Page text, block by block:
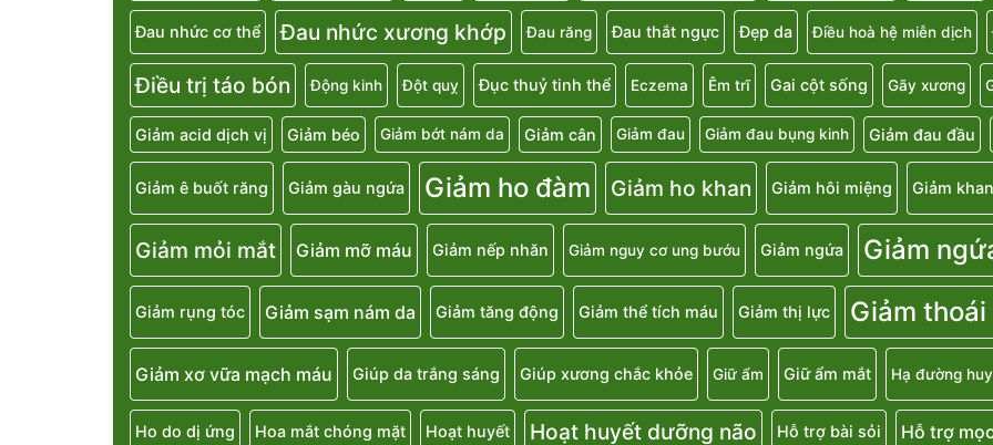
Đau nhức cơ thể Đau nhức xương khớp Đau răng Đau thắt ngực Đẹp da Điều hoà hệ miễn dịch
Điều trị táo bón Động kinh Đột quỵ Đục thuỷ tinh thể Eczema Êm trĩ Gai cột sống Gãy xương
Giảm acid dịch vị Giảm béo Giảm bớt nám da Giảm cân Giảm đau Giảm đau bụng kinh Giảm đau đầu
Giảm ê buốt răng Giảm gàu ngứa Giảm ho đàm Giảm ho khan Giảm hôi miệng Giảm
Giảm mỏi mắt Giảm mỡ máu Giảm nếp nhăn Giảm nguy cơ ung bướu Giảm ngứa Giảm
Giảm rụng tóc Giảm sạm nám da Giảm tăng động Giảm thể tích máu Giảm thị lực Giảm
Giảm xơ vữa mạch máu Giúp da trắng sáng Giúp xương chắc khỏe Giữ ẩm Giữ ẩm mắt Hạ đường
Ho do dị ứng Hoa mắt chóng mặt Hoạt huyết Hoạt huyết dưỡng não Hỗ trợ bài sỏi Hỗ trợ